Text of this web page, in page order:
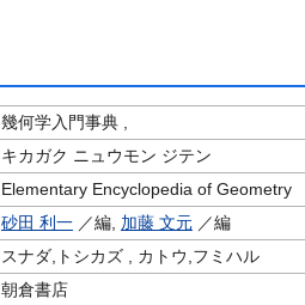
幾何学入門事典 ,
キカガク ニュウモン ジテン
Elementary Encyclopedia of Geometry
砂田 利一 ／編, 加藤 文元 ／編
スナダ,トシカズ , カトウ,フミハル
朝倉書店